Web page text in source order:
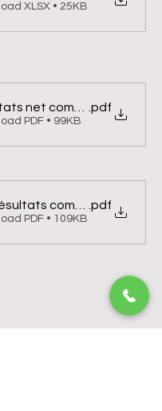
XLSX • 25KB
net competition ville
.pdf
PDF • 99KB
compétion ville de
.pdf
PDF • 109KB